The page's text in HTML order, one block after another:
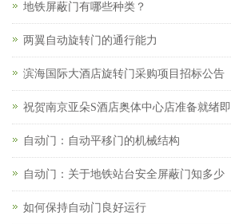
地铁屏蔽门有哪些种类？
两翼自动旋转门的通行能力
滨海国际大酒店旋转门采购项目招标公告
祝贺南京亚朵S酒店奥体中心店准备就绪即
自动门：自动平移门的机械结构
自动门：关于地铁站台安全屏蔽门知多少
如何保持自动门良好运行